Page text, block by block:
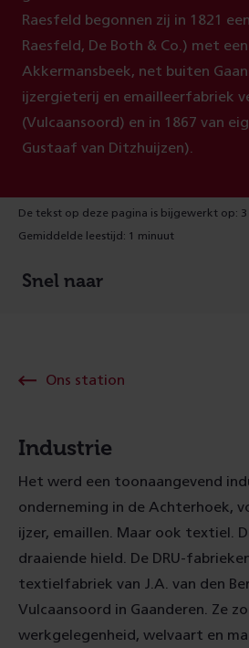
Raesfeld begonnen zij in 1821
Raesfeld, De Both & Co.) met
Akkermansbeek, net buiten
ijzergieterij en emailleerfabriek
(Vulcaansoord) en in 1867 van
Gustaaf van Ditzhuijzen).
De tekst op deze pagina is bijgewerkt op: 3
Gemiddelde leestijd: 1 minuut
Snel naar
Ons station
Industrie
Het werd een toonaangevend
onderneming in de Achterhoek,
ijzer, emaillen. Maar ook textiel.
draaiende hield. De DRU-
textielfabriek van J.A. van den
Vulcaansoord in Gaanderen. Ze
werkgelegenheid, welvaart en